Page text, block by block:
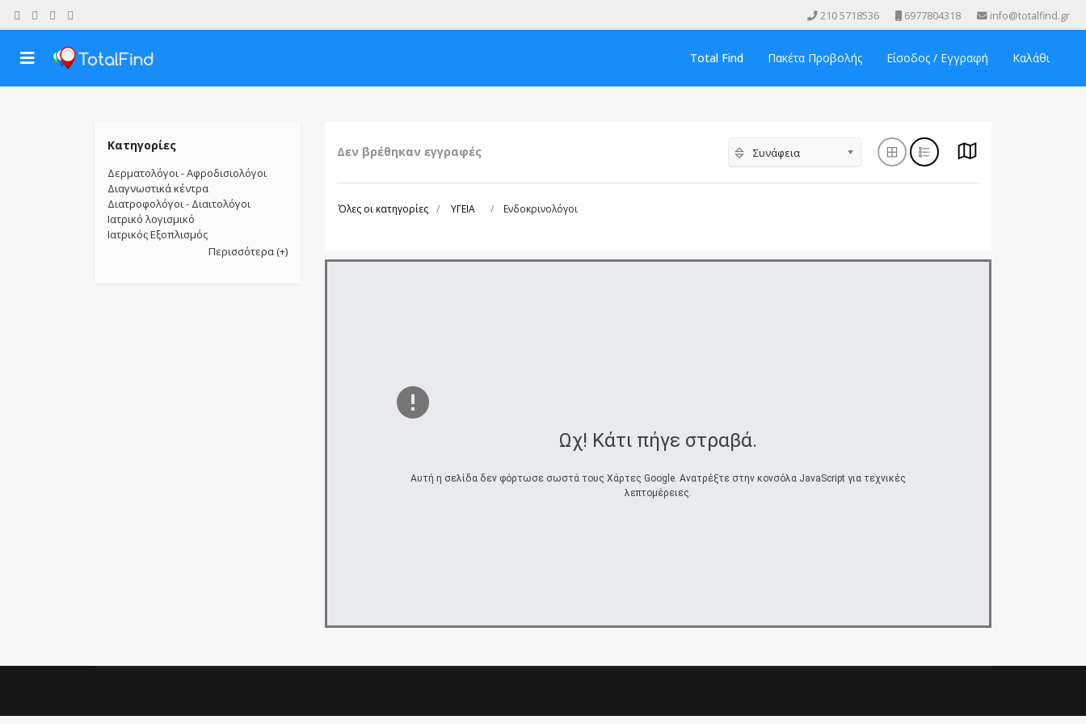
210 5718536 6977804318 info@totalfind.gr
Total Find Πακέτα Προβολής Είσοδος / Εγγραφή Καλάθι
Κατηγορίες
Δερματολόγοι - Αφροδισιολόγοι
Διαγνωστικά κέντρα
Διατροφολόγοι - Διαιτολόγοι
Ιατρικό λογισμικό
Ιατρικός Εξοπλισμός
Περισσότερα (+)
Δεν βρέθηκαν εγγραφές Συνάφεια
Όλες οι κατηγορίες ΥΓΕΙΑ Ενδοκρινολόγοι
Ωχ! Κάτι πήγε στραβά.
Αυτή η σελίδα δεν φόρτωσε σωστά τους Χάρτες Google. Ανατρέξτε στην κονσόλα JavaScript για τεχνικές
λεπτομέρειες.